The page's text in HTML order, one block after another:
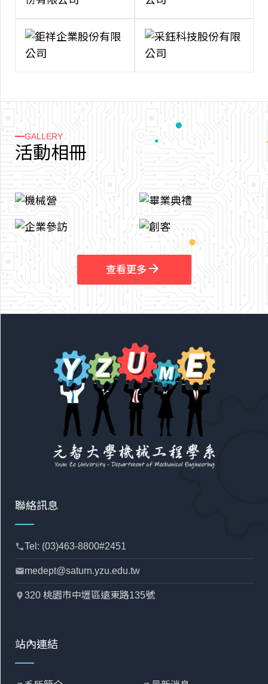
GALLERY
活動相冊
查看更多
聯絡訊息
phoneTel: (03)463-8800#2451
mailmedept@saturn.yzu.edu.tw
location_pin320 桃園市中壢區遠東路135號
站內連結